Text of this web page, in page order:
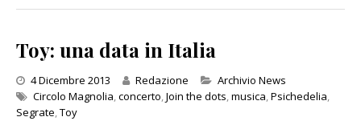
Toy: una data in Italia
4 Dicembre 2013 Redazione Categories
Archivio News
Circolo Magnolia,concerto,Join the dots,musica,Psichedelia,
Segrate,Toy